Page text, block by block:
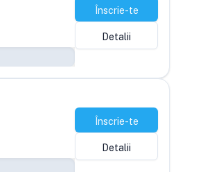
Înscrie-te
Detalii
Înscrie-te
Detalii